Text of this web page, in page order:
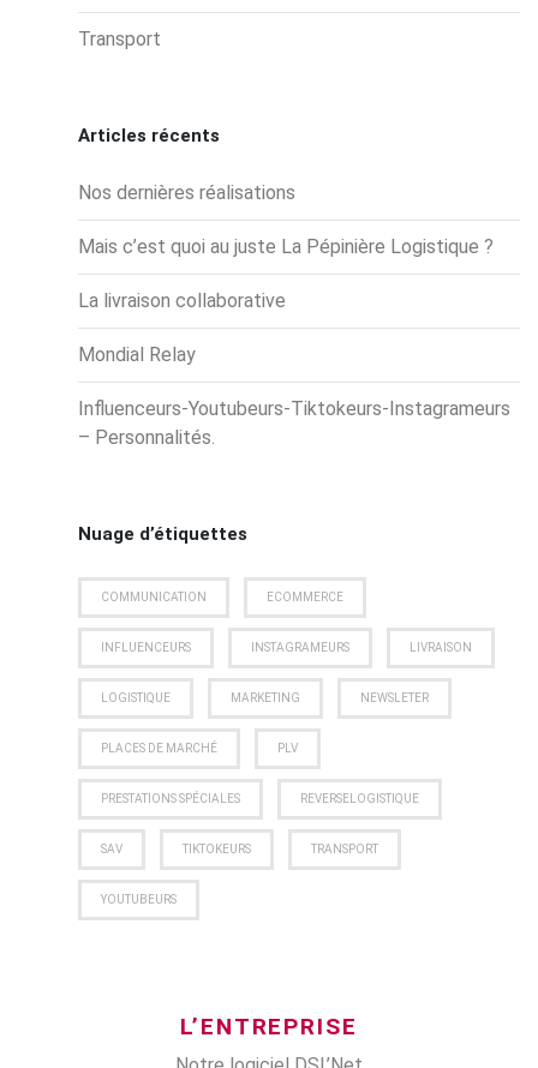
Transport
Articles récents
Nos dernières réalisations
Mais c’est quoi au juste La Pépinière Logistique ?
La livraison collaborative
Mondial Relay
Influenceurs-Youtubeurs-Tiktokeurs-Instagrameurs
– Personnalités.
Nuage d’étiquettes
COMMUNICATION ECOMMERCE
INFLUENCEURS INSTAGRAMEURS LIVRAISON
LOGISTIQUE MARKETING NEWSLETER
PLACES DE MARCHÉ PLV
PRESTATIONS SPÉCIALES REVERSELOGISTIQUE
SAV TIKTOKEURS TRANSPORT
YOUTUBEURS
L’ENTREPRISE